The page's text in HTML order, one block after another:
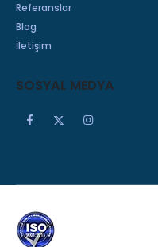
Referanslar
Blog
İletişim
SOSYAL MEDYA